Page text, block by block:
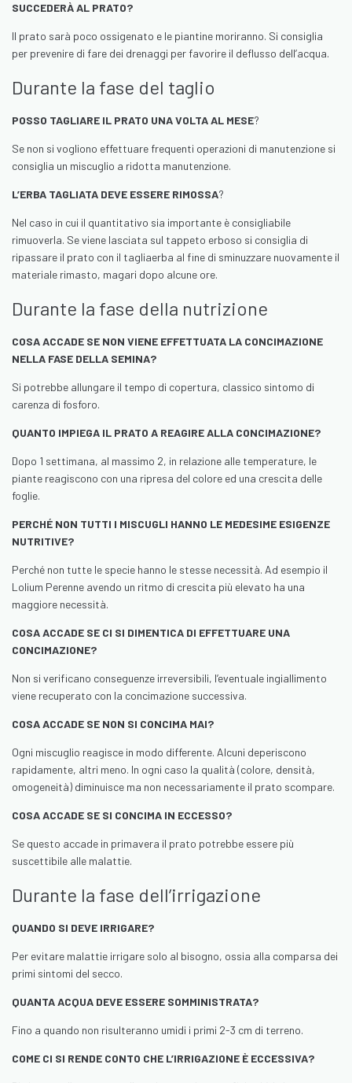
SUCCEDERÀ AL PRATO?
Il prato sarà poco ossigenato e le piantine moriranno. Si consiglia
per prevenire di fare dei drenaggi per favorire il deflusso dell’acqua.
Durante la fase del taglio
POSSO TAGLIARE IL PRATO UNA VOLTA AL MESE?
Se non si vogliono effettuare frequenti operazioni di manutenzione si
consiglia un miscuglio a ridotta manutenzione.
L’ERBA TAGLIATA DEVE ESSERE RIMOSSA?
Nel caso in cui il quantitativo sia importante è consigliabile
rimuoverla. Se viene lasciata sul tappeto erboso si consiglia di
ripassare il prato con il tagliaerba al fine di sminuzzare nuovamente il
materiale rimasto, magari dopo alcune ore.
Durante la fase della nutrizione
COSA ACCADE SE NON VIENE EFFETTUATA LA CONCIMAZIONE
NELLA FASE DELLA SEMINA?
Si potrebbe allungare il tempo di copertura, classico sintomo di
carenza di fosforo.
QUANTO IMPIEGA IL PRATO A REAGIRE ALLA CONCIMAZIONE?
Dopo 1 settimana, al massimo 2, in relazione alle temperature, le
piante reagiscono con una ripresa del colore ed una crescita delle
foglie.
PERCHÉ NON TUTTI I MISCUGLI HANNO LE MEDESIME ESIGENZE
NUTRITIVE?
Perché non tutte le specie hanno le stesse necessità. Ad esempio il
Lolium Perenne avendo un ritmo di crescita più elevato ha una
maggiore necessità.
COSA ACCADE SE CI SI DIMENTICA DI EFFETTUARE UNA
CONCIMAZIONE?
Non si verificano conseguenze irreversibili, l’eventuale ingiallimento
viene recuperato con la concimazione successiva.
COSA ACCADE SE NON SI CONCIMA MAI?
Ogni miscuglio reagisce in modo differente. Alcuni deperiscono
rapidamente, altri meno. In ogni caso la qualità (colore, densità,
omogeneità) diminuisce ma non necessariamente il prato scompare.
COSA ACCADE SE SI CONCIMA IN ECCESSO?
Se questo accade in primavera il prato potrebbe essere più
suscettibile alle malattie.
Durante la fase dell’irrigazione
QUANDO SI DEVE IRRIGARE?
Per evitare malattie irrigare solo al bisogno, ossia alla comparsa dei
primi sintomi del secco.
QUANTA ACQUA DEVE ESSERE SOMMINISTRATA?
Fino a quando non risulteranno umidi i primi 2-3 cm di terreno.
COME CI SI RENDE CONTO CHE L’IRRIGAZIONE È ECCESSIVA?